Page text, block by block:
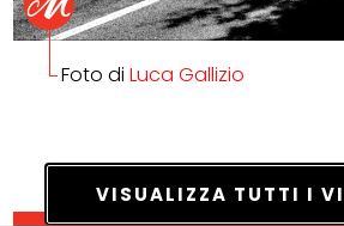
Foto di Luca Gallizio
VISUALIZZA TUTTI I